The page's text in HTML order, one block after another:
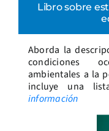
Libro sobre
Aborda la
condiciones
ambientales a la
incluye una
información